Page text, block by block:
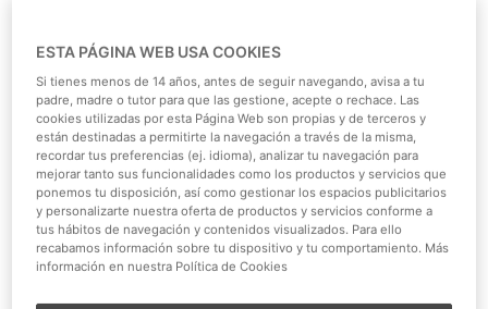
Faunia — Naturaleza y
animales en ecosistemas
únicos
Faunia se posiciona como una de las mejores opciones
para qué hacer en Madrid por la tarde. Este parque
temático de naturaleza en Vicálvaro ofrece una
experiencia única que combina educación, conservación
y entretenimiento. Con más de 1.200 animales de 170
ESTA PÁGINA WEB USA COOKIES
Si tienes menos de 14 años, antes de seguir navegando, avisa a tu
padre, madre o tutor para que las gestione, acepte o rechace. Las
cookies utilizadas por esta Página Web son propias y de terceros y
están destinadas a permitirte la navegación a través de la misma,
recordar tus preferencias (ej. idioma), analizar tu navegación para
mejorar tanto sus funcionalidades como los productos y servicios que
ponemos tu disposición, así como gestionar los espacios publicitarios
y personalizarte nuestra oferta de productos y servicios conforme a
tus hábitos de navegación y contenidos visualizados. Para ello
recabamos información sobre tu dispositivo y tu comportamiento. Más
información en nuestra Política de Cookies